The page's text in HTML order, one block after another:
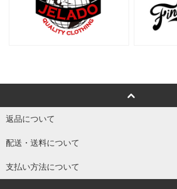
返品について
配送・送料について
支払い方法について